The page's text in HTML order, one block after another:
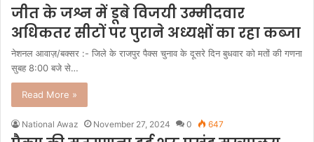
जीत के जश्न में डूबे विजयी उम्मीदवार
अधिकतर सीटों पर पुराने अध्यक्षों का रहा कब्जा
नेशनल आवाज़/बक्सर :- जिले के राजपुर पैक्स चुनाव के दूसरे दिन बुधवार को मतों की गणना
सुबह 8:00 बजे से…
Read More »
National Awaz November 27, 2024 0 647